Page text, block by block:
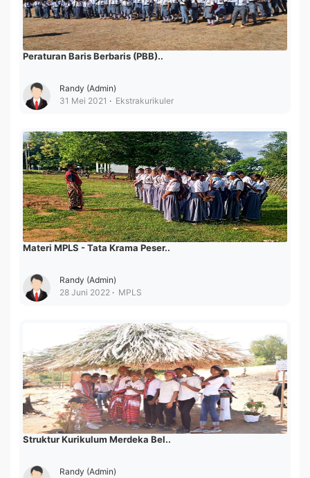
Peraturan Baris Berbaris (PBB)..
Randy (Admin)
31 Mei 2021
Ekstrakurikuler
Materi MPLS - Tata Krama Peser..
Randy (Admin)
28 Juni 2022
MPLS
Struktur Kurikulum Merdeka Bel..
Randy (Admin)